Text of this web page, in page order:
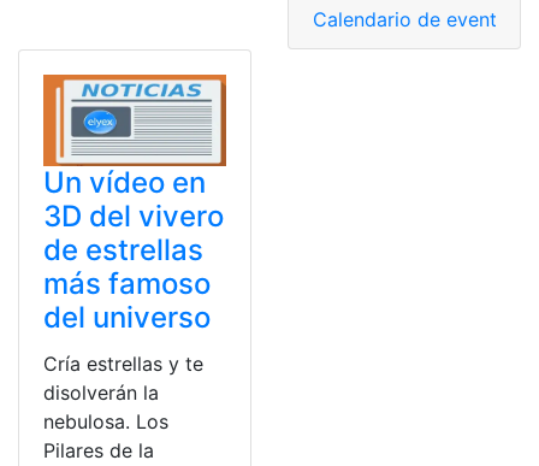
Calendario de eventos
Un vídeo en
3D del vivero
de estrellas
más famoso
del universo
Cría estrellas y te
disolverán la
nebulosa. Los
Pilares de la